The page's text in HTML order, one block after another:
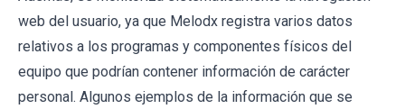
web del usuario, ya que Melodx registra varios datos
relativos a los programas y componentes físicos del
equipo que podrían contener información de carácter
personal. Algunos ejemplos de la información que se